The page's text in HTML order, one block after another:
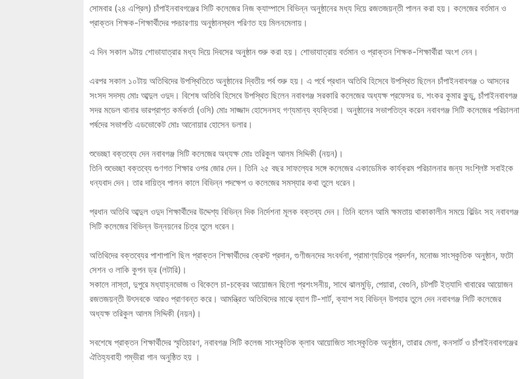
সোমবার (২৪ এপ্রিল) চাঁপাইনবাবগঞ্জের সিটি কলেজের নিজ ক্যাম্পাসে বিভিন্ন অনুষ্ঠানের মধ্য দিয়ে রজতজয়ন্তী পালন করা হয়। কলেজের বর্তমান ও
প্রাক্তন শিক্ষক-শিক্ষার্থীদের পদচারণায় অনুষ্ঠানস্থল পরিণত হয় মিলনমেলায়।
এ দিন সকাল ৯টায় শোভাযাত্রার মধ্য দিয়ে দিবসের অনুষ্ঠান শুরু করা হয়। শোভাযাত্রায় বর্তমান ও প্রাক্তন শিক্ষক-শিক্ষার্থীরা অংশ নেন।
এরপর সকাল ১০টায় অতিথিদের উপস্থিতিতে অনুষ্ঠানের দ্বিতীয় পর্ব শুরু হয়। এ পর্বে প্রধান অতিথি হিসেবে উপস্থিত ছিলেন চাঁপাইনবাবগঞ্জ ৩ আসনের
সংসদ সদস্য মোঃ আব্দুল ওদুদ। বিশেষ অতিথি হিসেবে উপস্থিত ছিলেন নবাবগঞ্জ সরকারি কলেজের অধ্যক্ষ প্রফেসর ড. শংকর কুমার কুন্ডু, চাঁপাইনবাবগঞ্জ
সদর মডেল থানার ভারপ্রাপ্ত কর্মকর্তা (ওসি) মোঃ সাজ্জাদ হোসেনসহ গণ্যমান্য ব্যক্তিরা। অনুষ্ঠানের সভাপতিত্ব করেন নবাবগঞ্জ সিটি কলেজের পরিচালনা
পর্ষদের সভাপতি এডভোকেট মোঃ আনোয়ার হোসেন ডলার।
শুভেচ্ছা বক্তব্যে দেন নবাবগঞ্জ সিটি কলেজের অধ্যক্ষ মোঃ তরিকুল আলম সিদ্দিকী (নয়ন)।
তিনি শুভেচ্ছা বক্তব্যে গুণগত শিক্ষার ওপর জোর দেন। তিনি ২৫ বছর সাফল্যের সঙ্গে কলেজের একাডেমিক কার্যক্রম পরিচালনার জন্য সংশ্লিষ্ট সবাইকে
ধন্যবাদ দেন। তার দায়িত্ব পালন কালে বিভিন্ন পদক্ষেপ ও কলেজের সমস্যার কথা তুলে ধরেন।
প্রধান অতিথি আব্দুল ওদুদ শিক্ষার্থীদের উদ্দেশ্য বিভিন্ন দিক নির্দেশনা মূলক বক্তব্য দেন। তিনি বলেন আমি ক্ষমতায় থাকাকালীন সময়ে বিল্ডিং সহ নবাবগঞ্জ
সিটি কলেজের বিভিন্ন উন্নয়নের চিত্র তুলে ধরেন।
অতিথিদের বক্তব্যের পাশাপাশি ছিল প্রাক্তন শিক্ষার্থীদের ক্রেস্ট প্রদান, গুণীজনদের সংবর্ধনা, প্রামাণ্যচিত্র প্রদর্শন, মনোজ্ঞ সাংস্কৃতিক অনুষ্ঠান, ফটো
সেশন ও লাকি কুপন ড্র (লটারি)।
সকালে নাস্তা, দুপুরে মধ্যাহ্নভোজ ও বিকেলে চা-চক্রের আয়োজন ছিলো প্রশংসনীয়, সাথে ঝালমুড়ি, পেয়ারা, বেগুনি, চটপটি ইত্যাদি খাবারের আয়োজন
রজতজয়ন্তী উৎসবকে আরও প্রাণবন্ত করে। আমন্ত্রিত অতিথিদের মাঝে ব্যাগ টি-শার্ট, ক্যাপ সহ বিভিন্ন উপহার তুলে দেন নবাবগঞ্জ সিটি কলেজের
অধ্যক্ষ তরিকুল আলম সিদ্দিকী (নয়ন)।
সবশেষে প্রাক্তন শিক্ষার্থীদের স্মৃতিচারণ, নবাবগঞ্জ সিটি কলেজ সাংস্কৃতিক ক্লাব আয়োজিত সাংস্কৃতিক অনুষ্ঠান, তারার মেলা, কনসার্ট ও চাঁপাইনবাবগঞ্জের
ঐতিহ্যবাহী গম্ভীরা গান অনুষ্ঠিত হয় ।